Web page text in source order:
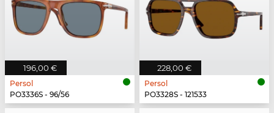
196,00 €
Persol
PO3336S - 96/56
228,00 €
Persol
PO3328S - 121533